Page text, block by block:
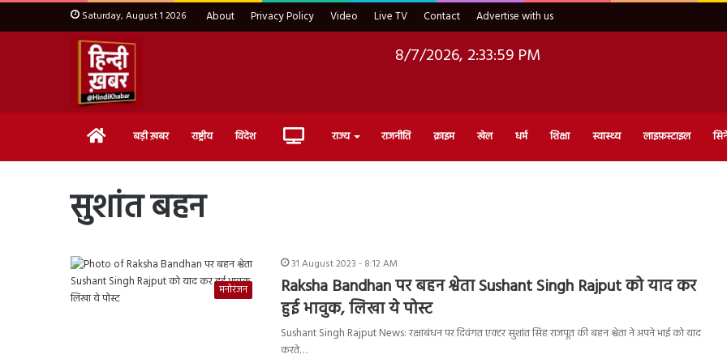
Saturday, August 1 2026 About Privacy Policy Video Live TV Contact Advertise with us
8/7/2026, 2:34:00 PM
Home बड़ी ख़बर राष्ट्रीय विदेश Live राज्य राजनीति क्राइम खेल धर्म शिक्षा स्वास्थ्य लाइफ़स्टाइल
सुशांत बहन
मनोरंजन
31 August 2023 - 8:12 AM
Raksha Bandhan पर बहन श्वेता Sushant Singh Rajput को याद कर
हुई भावुक, लिखा ये पोस्ट
Sushant Singh Rajput News: रक्षाबंधन पर दिवंगत एक्टर सुशांत सिंह राजपूत की बहन श्वेता ने अपने भाई को याद
करते…